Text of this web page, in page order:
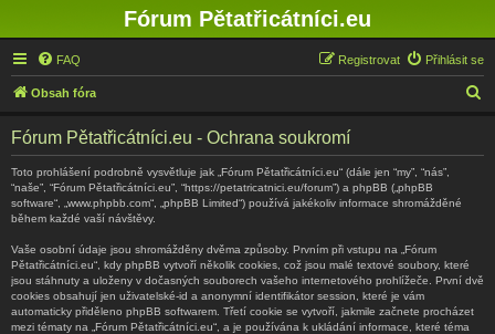
Fórum Pětatřicátníci.eu
FAQ Přihlásit se
Registrovat
Obsah fóra
Fórum Pětatřicátníci.eu - Ochrana soukromí
Toto prohlášení podrobně vysvětluje jak „Fórum Pětatřicátníci.eu“ (dále jen “my”, “nás”,
“naše”, “Fórum Pětatřicátníci.eu”, “https://petatricatnici.eu/forum”) a phpBB („phpBB
software“, „www.phpbb.com“, „phpBB Limited“) používá jakékoliv informace shromážděné
během každé vaší návštěvy.
Vaše osobní údaje jsou shromážděny dvěma způsoby. Prvním při vstupu na „Fórum
Pětatřicátníci.eu“, kdy phpBB vytvoří několik cookies, což jsou malé textové soubory, které
jsou stáhnuty a uloženy v dočasných souborech vašeho internetového prohlížeče. První dvě
cookies obsahují jen uživatelské-id a anonymní identifikátor session, které je vám
automaticky přiděleno phpBB softwarem. Třetí cookie se vytvoří, jakmile začnete procházet
mezi tématy na „Fórum Pětatřicátníci.eu“, a je používána k ukládání informace, které téma